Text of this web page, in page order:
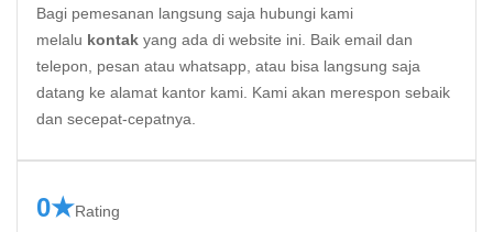
Bagi pemesanan langsung saja hubungi kami
melalu kontak yang ada di website ini. Baik email dan
telepon, pesan atau whatsapp, atau bisa langsung saja
datang ke alamat kantor kami. Kami akan merespon sebaik
dan secepat-cepatnya.
0★Rating